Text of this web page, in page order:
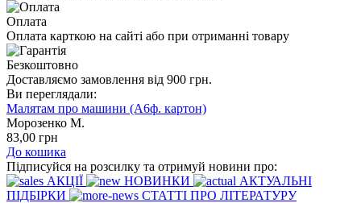
Оплата
Оплата карткою на сайті або при отриманні товару
Безкоштовно
Доставляємо замовлення від 900 грн.
Ви переглядали:
Малятам про машини (А6ф. картон)
Морозенко М.
83,00 грн
До кошика
Підписуйся на розсилку та отримуй новини про:
АКЦІЇ
НОВИНКИ
АКТУАЛЬНІ
ПІДБІРКИ
СТАТТІ ПРО ЛІТЕРАТУРУ